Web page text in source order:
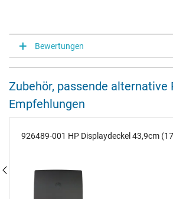
Bewertungen
Zubehör, passende alternative
Empfehlungen
926489-001 HP Displaydeckel 43,9cm